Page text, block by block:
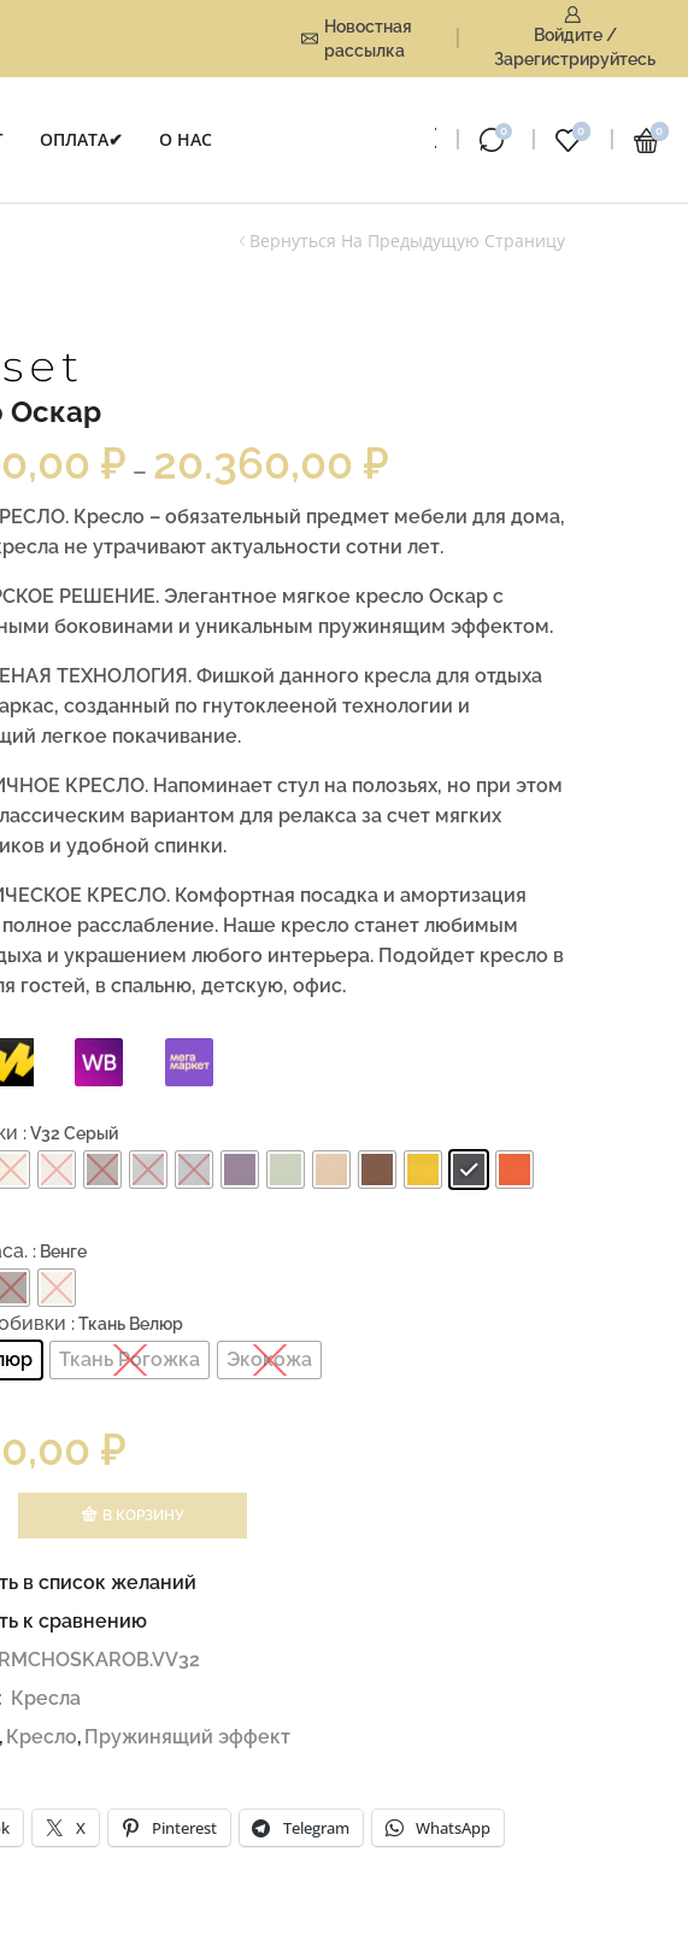
Новостная
рассылка
Войдите /
Зарегистрируйтесь
ОПЛАТА✔ О НАС 0 0 0
Вернуться На Предыдущую Страницу
Оскар
₽ – 20.360,00 ₽
Кресло – обязательный предмет мебели для дома,
не утрачивают актуальности сотни лет.
РЕШЕНИЕ. Элегантное мягкое кресло Оскар с
боковинами и уникальным пружинящим эффектом.
ТЕХНОЛОГИЯ. Фишкой данного кресла для отдыха
созданный по гнутоклееной технологии и
легкое покачивание.
КРЕСЛО. Напоминает стул на полозьях, но при этом
вариантом для релакса за счет мягких
и удобной спинки.
КРЕСЛО. Комфортная посадка и амортизация
полное расслабление. Наше кресло станет любимым
и украшением любого интерьера. Подойдет кресло в
гостей, в спальню, детскую, офис.
: V32 Серый
: Венге
: Ткань Велюр
Ткань Рогожка Экокожа
₽
В КОРЗИНУ
в список желаний
к сравнению
Кресла
, Кресло, Пружинящий эффект
X Pinterest Telegram WhatsApp